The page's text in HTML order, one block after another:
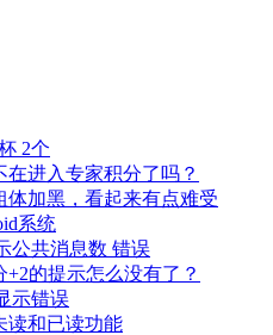
2个
进入专家积分了吗？
体加黑，看起来有点难受
系统
公共消息数 错误
+2的提示怎么没有了？
示错误
读和已读功能